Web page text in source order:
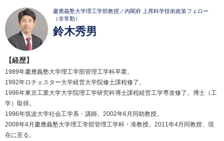
慶應義塾大学理工学部教授／内閣府 上席科学技術政策フェロー
（非常勤）
鈴木秀男
【経歴】
1989年慶應義塾大学理工学部管理工学科卒業。
1992年ロチェスター大学経営大学院修士課程修了。
1996年東京工業大学大学院理工学研究科博士課程経営工学専攻修了。博士（工
学）取得。
1996年筑波大学社会工学系・講師。2002年6月同助教授。
2008年4月慶應義塾大学理工学部管理工学科・准教授。2011年4月同教授、現
在に至る。